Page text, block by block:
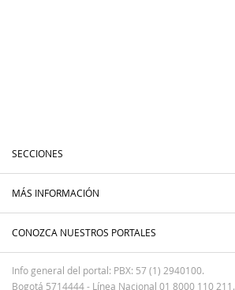
SECCIONES
MÁS INFORMACIÓN
CONOZCA NUESTROS PORTALES
Info general del portal: PBX: 57 (1) 2940100.
Bogotá 5714444 - Línea Nacional 01 8000 110 211.